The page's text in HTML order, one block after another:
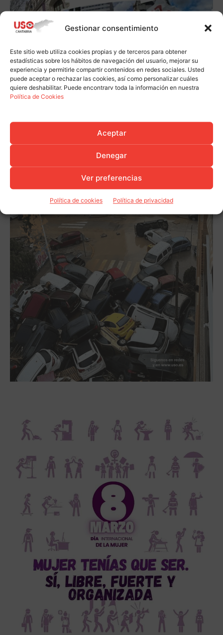
Gestionar consentimiento
Este sitio web utiliza cookies propias y de terceros para obtener
estadísticas sobre los hábitos de navegación del usuario, mejorar su
experiencia y permitirle compartir contenidos en redes sociales. Usted
puede aceptar o rechazar las cookies, así como personalizar cuáles
quiere deshabilitar. Puede encontrarv toda la información en nuestra
Política de Cookies
Aceptar
Denegar
Ver preferencias
Política de cookies Política de privacidad